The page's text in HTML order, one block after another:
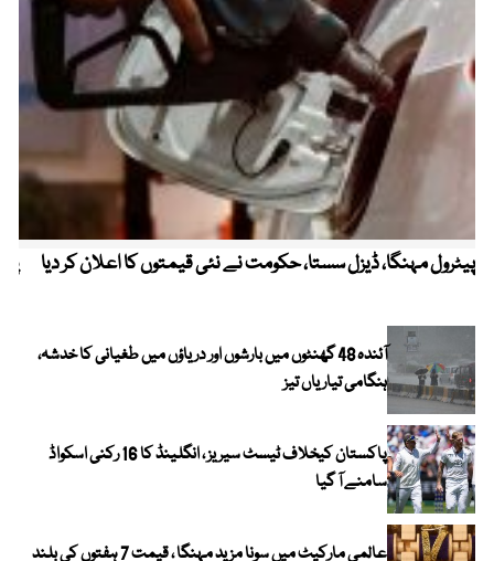
پیٹرول مہنگا، ڈیزل سستا، حکومت نے نئی قیمتوں کا اعلان کر دیا
آئندہ 48 گھنٹوں میں بارشوں اور دریاؤں میں طغیانی کا خدشہ،
ہنگامی تیاریاں تیز
پاکستان کیخلاف ٹیسٹ سیریز ، انگلینڈ کا 16 رکنی اسکواڈ
سامنے آ گیا
عالمی مارکیٹ میں سونا مزید مہنگا ، قیمت 7 ہفتوں کی بلند